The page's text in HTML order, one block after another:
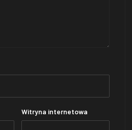
Witryna internetowa